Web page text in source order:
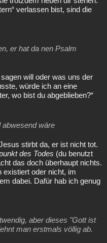
verlassen bist, sind die
er hat da nen Psalm
will oder was uns der
würde ich an eine
wo bist du abgeblieben?“
abwesend wäre
stirbt da, er ist nicht tot.
des Todes (du benutzt
das doch überhaupt nichts.
existiert oder nicht, im
dabei. Dafür hab ich genug
aber dieses "Gott ist
man erstmals völlig ab.